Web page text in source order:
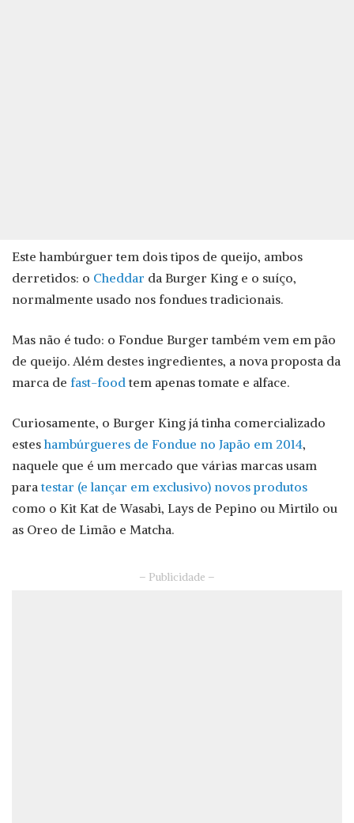
Este hambúrguer tem dois tipos de queijo, ambos
derretidos: o Cheddar da Burger King e o suíço,
normalmente usado nos fondues tradicionais.
Mas não é tudo: o Fondue Burger também vem em pão
de queijo. Além destes ingredientes, a nova proposta da
marca de fast-foodtem apenas tomate e alface.
Curiosamente, o Burger King já tinha comercializado
estes hambúrgueres de Fondue no Japão em 2014,
naquele que é um mercado que várias marcas usam
paratestar (e lançar em exclusivo) novos produtos
como o Kit Kat de Wasabi, Lays de Pepino ou Mirtilo ou
as Oreo de Limão e Matcha.
– Publicidade –